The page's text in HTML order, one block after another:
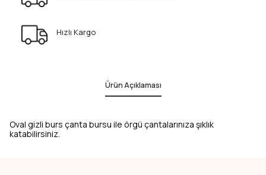
Hızlı Kargo
Ürün Açıklaması
Oval gizli burs çanta bursu ile örgü çantalarınıza şıklık
katabilirsiniz.